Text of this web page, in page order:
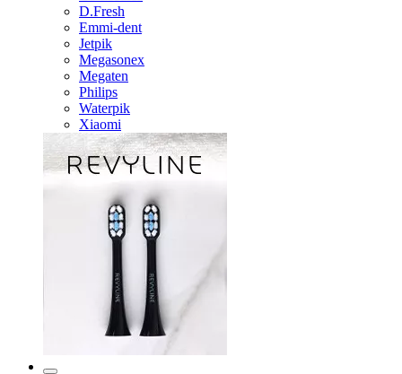
D.Fresh
Emmi-dent
Jetpik
Megasonex
Megaten
Philips
Waterpik
Xiaomi